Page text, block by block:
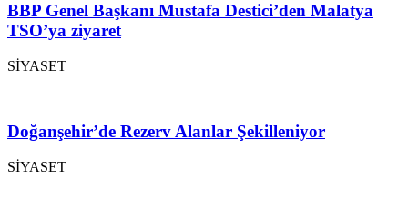
BBP Genel Başkanı Mustafa Destici’den Malatya
TSO’ya ziyaret
SİYASET
Doğanşehir’de Rezerv Alanlar Şekilleniyor
SİYASET